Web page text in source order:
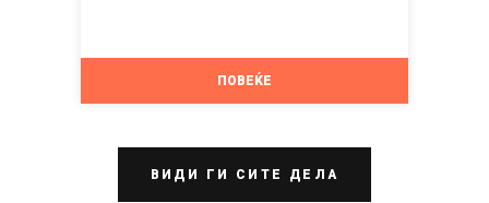
ПОВЕЌЕ
ВИДИ ГИ СИТЕ ДЕЛА